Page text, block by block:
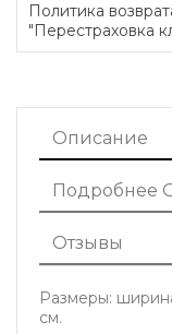
Политика
"Перестраховка
Описание
Подробнее
Отзывы
Размеры:
см.